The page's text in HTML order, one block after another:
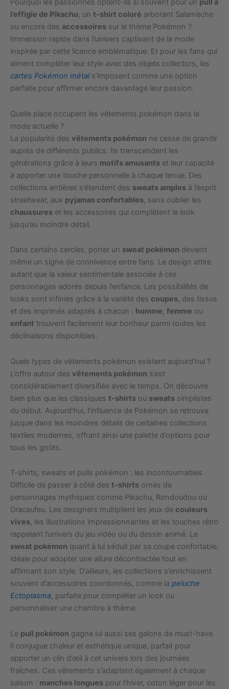
Pourquoi les passionnés optent-ils si souvent pour un pull à
l’effigie de Pikachu, un t-shirt coloré arborant Salamèche
ou encore des accessoires sur le thème Pokémon ?
Immersion rapide dans l’univers captivant de la mode
inspirée par cette licence emblématique. Et pour les fans qui
aiment compléter leur style avec des objets collectors, les
cartes Pokémon métals’imposent comme une option
parfaite pour affirmer encore davantage leur passion.
Quelle place occupent les vêtements pokémon dans la
mode actuelle ?
La popularité des vêtements pokémon ne cesse de grandir
auprès de différents publics. Ils transcendent les
générations grâce à leurs motifs amusants et leur capacité
à apporter une touche personnelle à chaque tenue. Des
collections entières s’étendent des sweats amples à l’esprit
streetwear, aux pyjamas confortables , sans oublier les
chaussures et les accessoires qui complètent le look
jusqu’au moindre détail.
Dans certains cercles, porter un sweat pokémon devient
même un signe de connivence entre fans. Le design attire
autant que la valeur sentimentale associée à ces
personnages adorés depuis l’enfance. Les possibilités de
looks sont infinies grâce à la variété des coupes, des tissus
et des imprimés adaptés à chacun : homme, femme ou
enfant trouvent facilement leur bonheur parmi toutes les
déclinaisons disponibles.
Quels types de vêtements pokémon existent aujourd’hui ?
L’offre autour des vêtements pokémon s’est
considérablement diversifiée avec le temps. On découvre
bien plus que les classiques t-shirts ou sweats simplistes
du début. Aujourd’hui, l’influence de Pokémon se retrouve
jusque dans les moindres détails de certaines collections
textiles modernes, offrant ainsi une palette d’options pour
tous les goûts.
T-shirts, sweats et pulls pokémon : les incontournables
Difficile de passer à côté des t-shirts ornés de
personnages mythiques comme Pikachu, Rondoudou ou
Dracaufeu. Les designers multiplient les jeux de couleurs
vives, les illustrations impressionnantes et les touches rétro
rappelant l’univers du jeu vidéo ou du dessin animé. Le
sweat pokémon quant à lui séduit par sa coupe confortable,
idéale pour adopter une allure décontractée tout en
affirmant son style. D’ailleurs, les collections s’enrichissent
souvent d’accessoires coordonnés, comme la peluche
Ectoplasma, parfaite pour compléter un look ou
personnaliser une chambre à thème.
Le pull pokémon gagne lui aussi ses galons de must-have.
Il conjugue chaleur et esthétique unique, parfait pour
apporter un clin d’œil à cet univers lors des journées
fraîches. Ces vêtements s’adaptent également à chaque
saison : manches longues pour l’hiver, coton léger pour les